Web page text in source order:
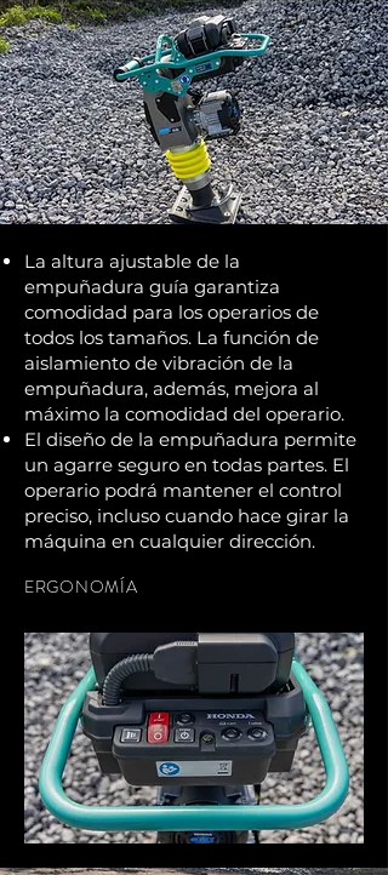
La altura ajustable de la
empuñadura guía garantiza
comodidad para los operarios de
todos los tamaños. La función de
aislamiento de vibración de la
empuñadura, además, mejora al
máximo la comodidad del operario.
El diseño de la empuñadura permite
un agarre seguro en todas partes. El
operario podrá mantener el control
preciso, incluso cuando hace girar la
máquina en cualquier dirección.
ERGONOMÍA